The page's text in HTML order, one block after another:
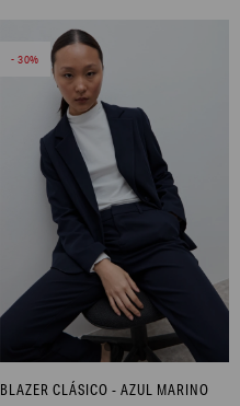
30
BLAZER CLÁSICO - AZUL MARINO